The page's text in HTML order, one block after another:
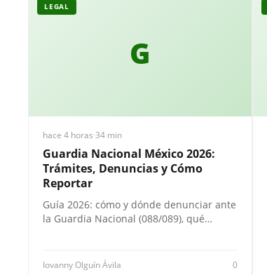
G
LEGAL
hace 4 horas·34 min
Guardia Nacional México 2026:
Trámites, Denuncias y Cómo
Reportar
Guía 2026: cómo y dónde denunciar ante
la Guardia Nacional (088/089), qué…
Iovanny Olguín Ávila 0